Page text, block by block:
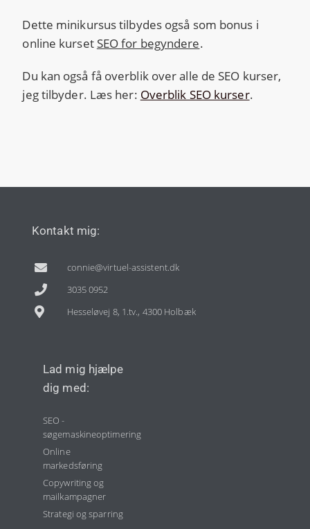
Dette minikursus tilbydes også som bonus i
online kurset SEO for begyndere.
Du kan også få overblik over alle de SEO kurser,
jeg tilbyder. Læs her: Overblik SEO kurser.
Kontakt mig:
connie@virtuel-assistent.dk
3035 0952
Hesseløvej 8, 1.tv., 4300 Holbæk
Lad mig hjælpe
dig med:
SEO -
søgemaskineoptimering
Online
markedsføring
Copywriting og
mailkampagner
Strategi og sparring